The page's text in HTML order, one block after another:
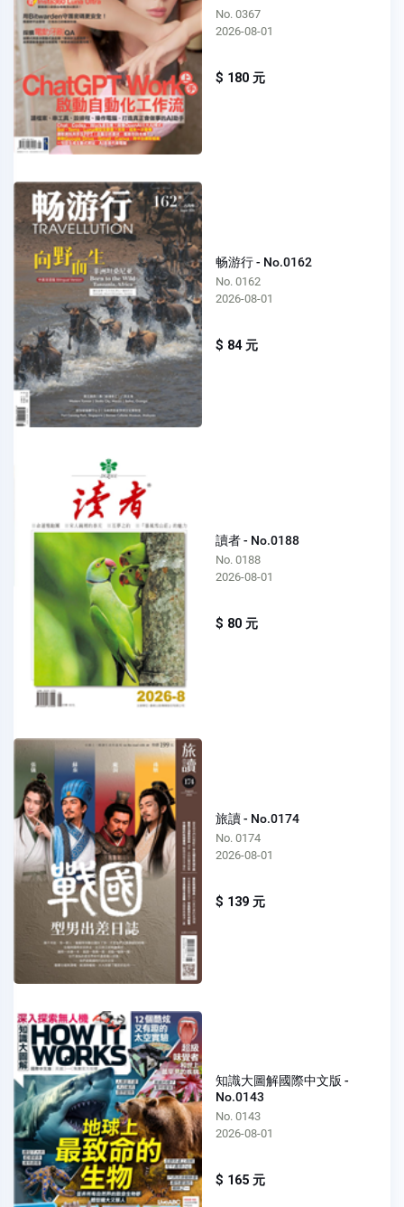
No. 0367
2026-08-01
$ 180 元
畅游行 - No.0162
No. 0162
2026-08-01
$ 84 元
讀者 - No.0188
No. 0188
2026-08-01
$ 80 元
旅讀 - No.0174
No. 0174
2026-08-01
$ 139 元
知識大圖解國際中文版 -
No.0143
No. 0143
2026-08-01
$ 165 元